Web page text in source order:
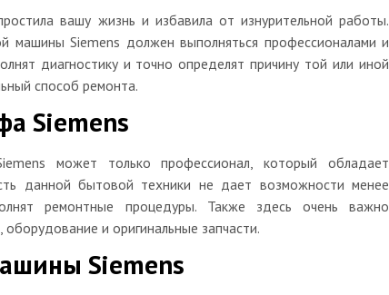
вашу жизнь и избавила от изнурительной работы.
машины Siemens должен выполняться профессионалами и
диагностику и точно определят причину той или иной
способ ремонта.
Siemens
может только профессионал, который обладает
данной бытовой техники не дает возможности менее
ремонтные процедуры. Также здесь очень важно
и оригинальные запчасти.
Siemens